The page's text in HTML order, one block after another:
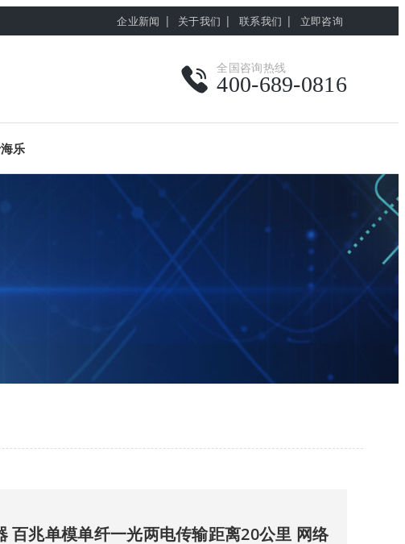
企业新闻 | 关于我们 | 联系我们 | 立即咨询
全国咨询热线
400-689-0816
乐
百兆单模单纤一光两电传输距离20公里 网络